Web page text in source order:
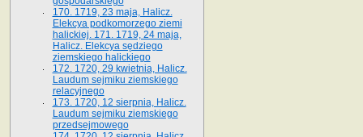
170. 1719, 23 maja, Halicz.
Elekcya podkomorzego ziemi
halickiej. 171. 1719, 24 maja,
Halicz. Elekcya sędziego
ziemskiego halickiego
172. 1720, 29 kwietnia, Halicz.
Laudum sejmiku ziemskiego
relacyjnego
173. 1720, 12 sierpnia, Halicz.
Laudum sejmiku ziemskiego
przedsejmowego